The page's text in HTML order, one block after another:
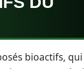
bioactifs,